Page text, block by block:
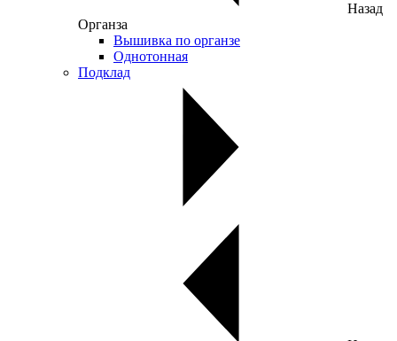
Назад
Органза
Вышивка по органзе
Однотонная
Подклад